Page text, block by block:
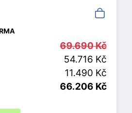
69.690 Kč
54.716 Kč
11.490 Kč
66.206 Kč